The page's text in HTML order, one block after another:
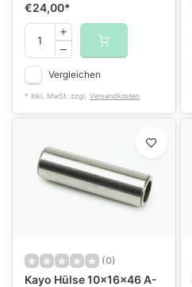
€24,00*
Vergleichen
* Inkl. MwSt. zzgl. Versandkosten
(0)
Kayo Hülse 10x16x46 A-